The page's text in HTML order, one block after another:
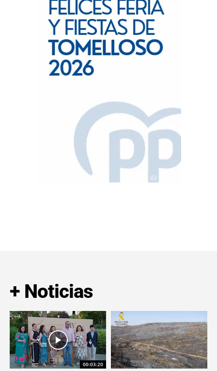
+ Noticias
00:03:20